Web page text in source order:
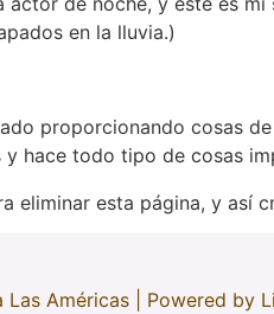
en la lluvia.)
proporcionando cosas
hace todo tipo de cosas
eliminar esta página, y así
Américas | Powered by